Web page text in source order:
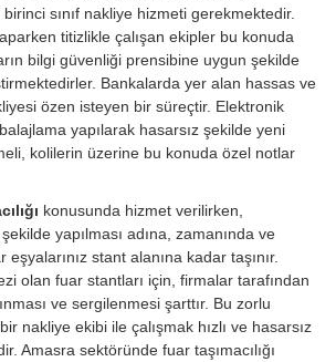
sınıf nakliye hizmeti gerekmektedir.
titizlikle çalışan ekipler bu konuda
bilgi güvenliği prensibine uygun şekilde
Bankalarda yer alan hassas ve
özen isteyen bir süreçtir. Elektronik
yapılarak hasarsız şekilde yeni
kolilerin üzerine bu konuda özel notlar
konusunda hizmet verilirken,
yapılması adına, zamanında ve
stant alanına kadar taşınır.
olan fuar stantları için, firmalar tarafından
ve sergilenmesi şarttır. Bu zorlu
nakliye ekibi ile çalışmak hızlı ve hasarsız
Amasra sektöründe fuar taşımacılığı